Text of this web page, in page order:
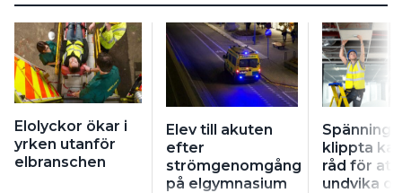
Elolyckor ökar i
yrken utanför
elbranschen
Elev till akuten
efter
strömgenomgång
på elgymnasium
klippta
råd för att
undvika